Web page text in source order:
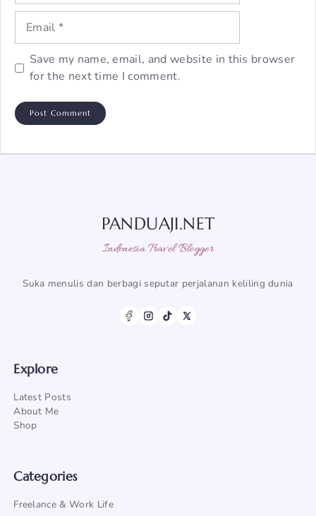
Email
Save my name, email, and website in this browser
for the next time I comment.
PANDUAJI.NET
Indonesia Travel Blogger
Suka menulis dan berbagi seputar perjalanan keliling dunia
Explore
Latest Posts
About Me
Shop
Categories
Freelance & Work Life